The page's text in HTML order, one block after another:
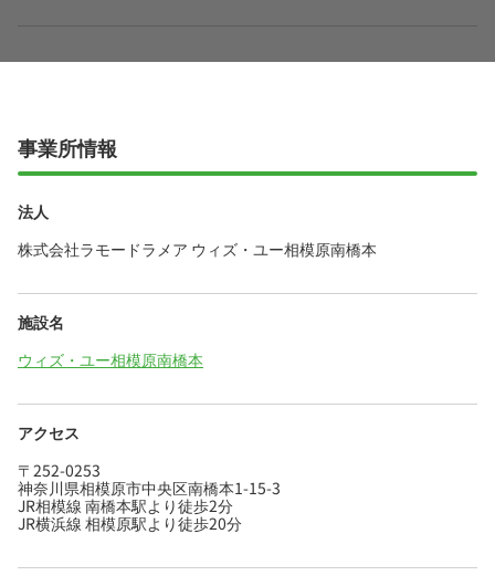
事業所情報
法人
株式会社ラモードラメア ウィズ・ユー相模原南橋本
施設名
ウィズ・ユー相模原南橋本
アクセス
〒252-0253
神奈川県相模原市中央区南橋本1-15-3
JR相模線 南橋本駅より徒歩2分
JR横浜線 相模原駅より徒歩20分